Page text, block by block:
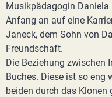
Musikpädagogin
Anfang an auf eine
Janeck, dem Sohn von
Freundschaft.
Die Beziehung zwischen
Buches. Diese ist so eng
beiden durch das